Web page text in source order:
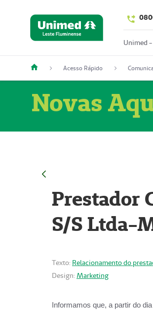
Unimed
Acesso Rápido
Novas
Prestador
S/S Ltda-
Texto: Relacionamento do
Design: Marketing
Informamos que, a partir do dia